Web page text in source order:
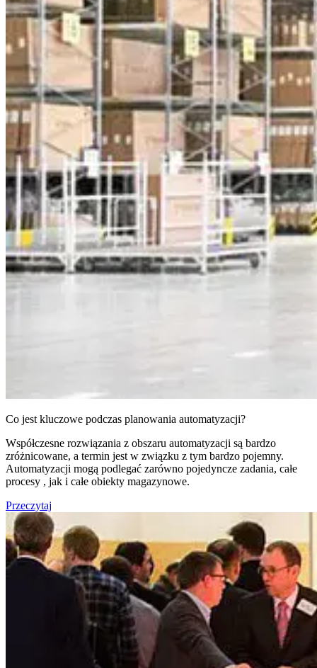
Co jest kluczowe podczas planowania automatyzacji?
Współczesne rozwiązania z obszaru automatyzacji są bardzo
zróżnicowane, a termin jest w związku z tym bardzo pojemny.
Automatyzacji mogą podlegać zarówno pojedyncze zadania, całe
procesy , jak i całe obiekty magazynowe.
Przeczytaj